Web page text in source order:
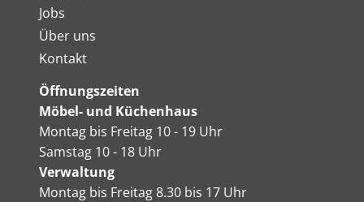
Jobs
Über uns
Kontakt
Öffnungszeiten
Möbel- und Küchenhaus
Montag bis Freitag 10 - 19 Uhr
Samstag 10 - 18 Uhr
Verwaltung
Montag bis Freitag 8.30 bis 17 Uhr